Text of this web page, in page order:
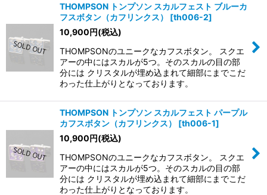
THOMPSON トンプソン スカルフェスト ブルーカ
フスボタン（カフリンクス）
[th006-2]
10,900円(税込)
THOMPSONのユニークなカフスボタン。 スクエ
アーの中にはスカルが5つ。そのスカルの目の部
分には クリスタルが埋め込まれて細部にまでこだ
わった仕上がりとなっております。
THOMPSON トンプソン スカルフェスト パープル
カフスボタン（カフリンクス）
[th006-1]
10,900円(税込)
THOMPSONのユニークなカフスボタン。 スクエ
アーの中にはスカルが5つ。そのスカルの目の部
分には クリスタルが埋め込まれて細部にまでこだ
わった仕上がりとなっております。